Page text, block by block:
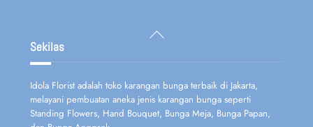
Back
To
Sekilas
Idola Florist adalah toko karangan bunga terbaik di Jakarta,
melayani pembuatan aneka jenis karangan bunga seperti
Standing Flowers, Hand Bouquet, Bunga Meja, Bunga Papan,